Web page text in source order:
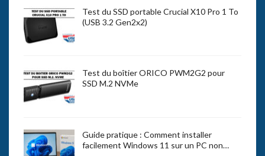
Test du SSD portable Crucial X10 Pro 1 To
(USB 3.2 Gen2x2)
Test du boîtier ORICO PWM2G2 pour
SSD M.2 NVMe
Guide pratique : Comment installer
facilement Windows 11 sur un PC non…